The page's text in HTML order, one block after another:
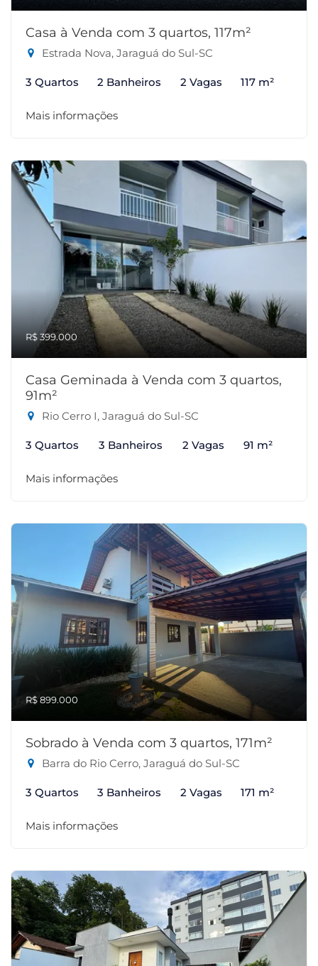
Casa à Venda com 3 quartos, 117m²
Estrada Nova, Jaraguá do Sul-SC
3 Quartos 2 Banheiros 2 Vagas 117 m²
Mais informações
R$ 399.000
Casa Geminada à Venda com 3 quartos,
91m²
Rio Cerro I, Jaraguá do Sul-SC
3 Quartos 3 Banheiros 2 Vagas 91 m²
Mais informações
R$ 899.000
Sobrado à Venda com 3 quartos, 171m²
Barra do Rio Cerro, Jaraguá do Sul-SC
3 Quartos 3 Banheiros 2 Vagas 171 m²
Mais informações